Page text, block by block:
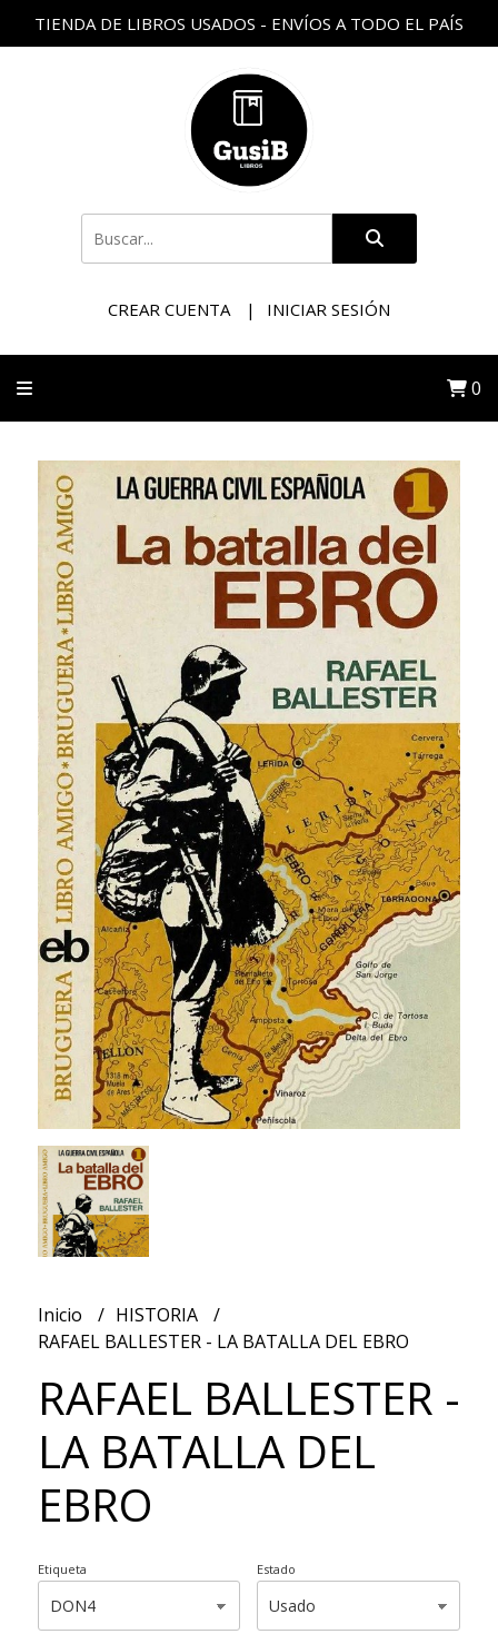
TIENDA DE LIBROS USADOS - ENVÍOS A TODO EL PAÍS
CREAR CUENTA INICIAR SESIÓN
0
Inicio
HISTORIA
RAFAEL BALLESTER - LA BATALLA DEL EBRO
RAFAEL BALLESTER -
LA BATALLA DEL
EBRO
Etiqueta Estado